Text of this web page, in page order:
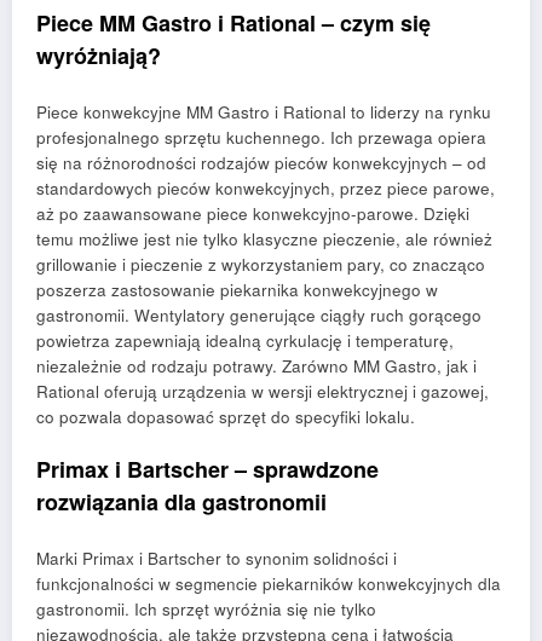
Piece MM Gastro i Rational – czym się
wyróżniają?
Piece konwekcyjne MM Gastro i Rational to liderzy na rynku
profesjonalnego sprzętu kuchennego. Ich przewaga opiera
się na różnorodności rodzajów pieców konwekcyjnych – od
standardowych pieców konwekcyjnych, przez piece parowe,
aż po zaawansowane piece konwekcyjno-parowe. Dzięki
temu możliwe jest nie tylko klasyczne pieczenie, ale również
grillowanie i pieczenie z wykorzystaniem pary, co znacząco
poszerza zastosowanie piekarnika konwekcyjnego w
gastronomii. Wentylatory generujące ciągły ruch gorącego
powietrza zapewniają idealną cyrkulację i temperaturę,
niezależnie od rodzaju potrawy. Zarówno MM Gastro, jak i
Rational oferują urządzenia w wersji elektrycznej i gazowej,
co pozwala dopasować sprzęt do specyfiki lokalu.
Primax i Bartscher – sprawdzone
rozwiązania dla gastronomii
Marki Primax i Bartscher to synonim solidności i
funkcjonalności w segmencie piekarników konwekcyjnych dla
gastronomii. Ich sprzęt wyróżnia się nie tylko
niezawodnością, ale także przystępną ceną i łatwością